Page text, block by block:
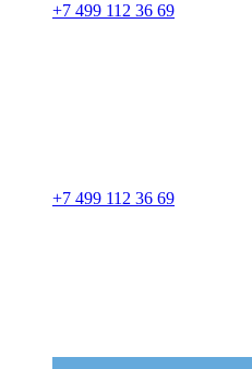
+7 499 112 36 69
+7 499 112 36 69